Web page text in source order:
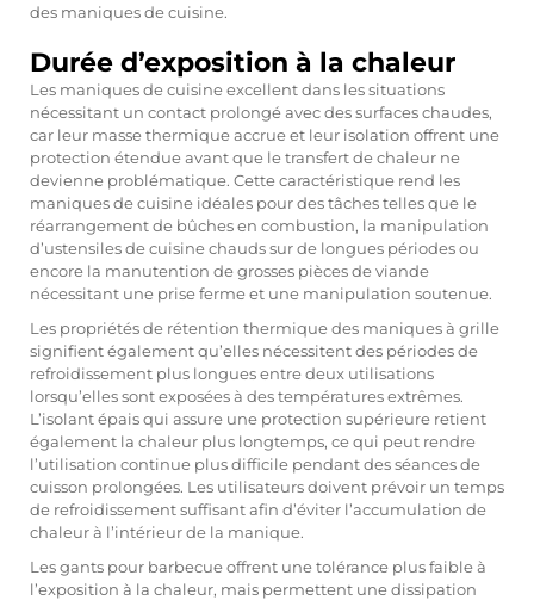
des maniques de cuisine.
Durée d’exposition à la chaleur
Les maniques de cuisine excellent dans les situations
nécessitant un contact prolongé avec des surfaces chaudes,
car leur masse thermique accrue et leur isolation offrent une
protection étendue avant que le transfert de chaleur ne
devienne problématique. Cette caractéristique rend les
maniques de cuisine idéales pour des tâches telles que le
réarrangement de bûches en combustion, la manipulation
d’ustensiles de cuisine chauds sur de longues périodes ou
encore la manutention de grosses pièces de viande
nécessitant une prise ferme et une manipulation soutenue.
Les propriétés de rétention thermique des maniques à grille
signifient également qu’elles nécessitent des périodes de
refroidissement plus longues entre deux utilisations
lorsqu’elles sont exposées à des températures extrêmes.
L’isolant épais qui assure une protection supérieure retient
également la chaleur plus longtemps, ce qui peut rendre
l’utilisation continue plus difficile pendant des séances de
cuisson prolongées. Les utilisateurs doivent prévoir un temps
de refroidissement suffisant afin d’éviter l’accumulation de
chaleur à l’intérieur de la manique.
Les gants pour barbecue offrent une tolérance plus faible à
l’exposition à la chaleur, mais permettent une dissipation